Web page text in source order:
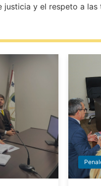
y el respeto a